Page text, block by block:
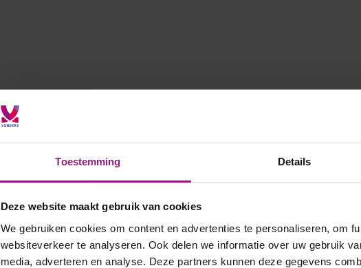
Toestemming Details
Deze website maakt gebruik van cookies
We gebruiken cookies om content en advertenties te personaliseren, om
websiteverkeer te analyseren. Ook delen we informatie over uw gebruik
media, adverteren en analyse. Deze partners kunnen deze gegevens